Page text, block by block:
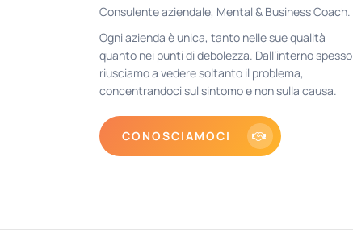
Consulente aziendale, Mental & Business Coach.
Ogni azienda è unica, tanto nelle sue qualità
quanto nei punti di debolezza. Dall’interno spesso
riusciamo a vedere soltanto il problema,
concentrandoci sul sintomo e non sulla causa.
CONOSCIAMOCI